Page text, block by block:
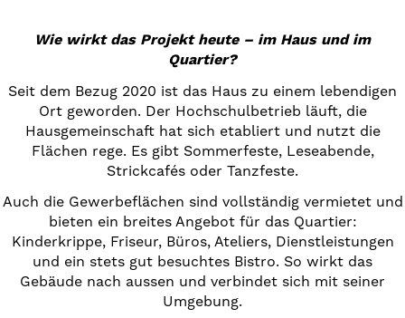
Wie wirkt das Projekt heute – im Haus und im
Quartier?
Seit dem Bezug 2020 ist das Haus zu einem lebendigen
Ort geworden. Der Hochschulbetrieb läuft, die
Hausgemeinschaft hat sich etabliert und nutzt die
Flächen rege. Es gibt Sommerfeste, Leseabende,
Strickcafés oder Tanzfeste.
Auch die Gewerbeflächen sind vollständig vermietet und
bieten ein breites Angebot für das Quartier:
Kinderkrippe, Friseur, Büros, Ateliers, Dienstleistungen
und ein stets gut besuchtes Bistro. So wirkt das
Gebäude nach aussen und verbindet sich mit seiner
Umgebung.